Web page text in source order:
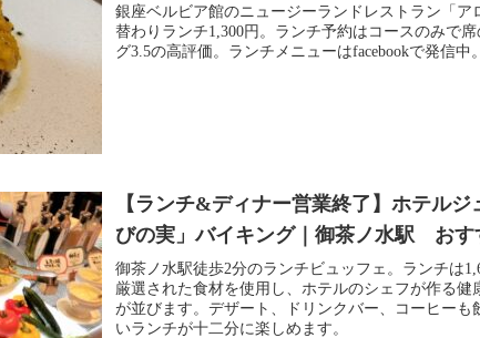
銀座ベルビア館のニュージーランドレストラン「ア
替わりランチ1,300円。ランチ予約はコースのみで
グ3.5の高評価。ランチメニューはfacebookで発信中。
【ランチ&ディナー営業終了】ホテルジ
びの実」バイキング｜御茶ノ水駅 おす
御茶ノ水駅徒歩2分のランチビュッフェ。ランチは
厳選された食材を使用し、ホテルのシェフが作る健
が並びます。デザート、ドリンクバー、コーヒーも
いランチが十二分に楽しめます。